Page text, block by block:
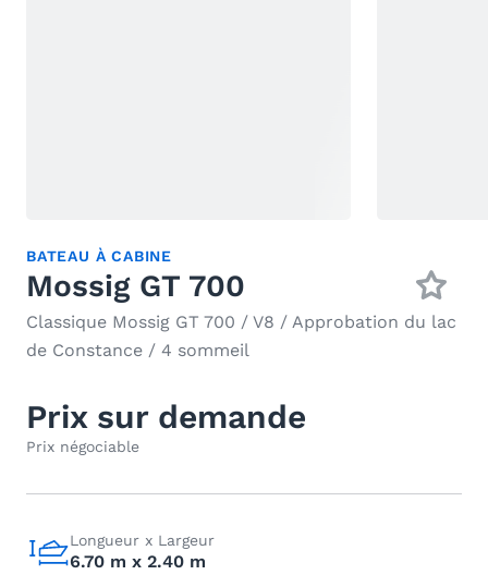
BATEAU À CABINE
Mossig GT 700
Classique Mossig GT 700 / V8 / Approbation du lac
de Constance / 4 sommeil
Prix sur demande
Prix négociable
Longueur x Largeur
6.70 m x 2.40 m